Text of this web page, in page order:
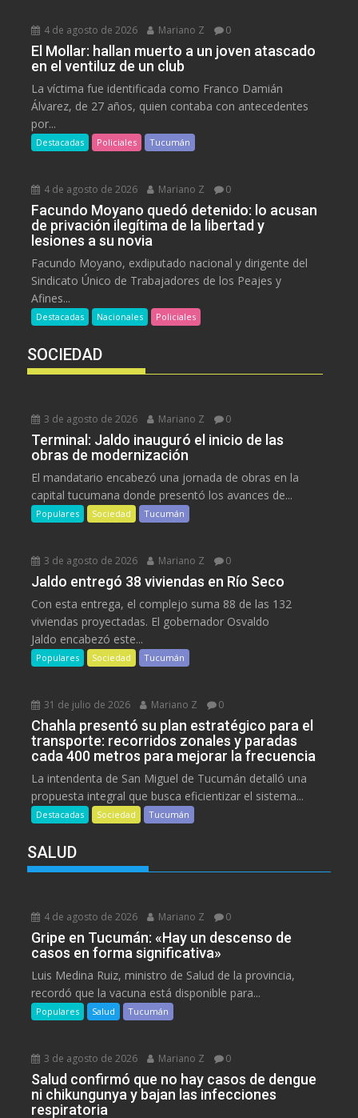
4 de agosto de 2026 Mariano Z 0
El Mollar: hallan muerto a un joven atascado
en el ventiluz de un club
La víctima fue identificada como Franco Damián
Álvarez, de 27 años, quien contaba con antecedentes
por...
Destacadas Policiales Tucumán
4 de agosto de 2026 Mariano Z 0
Facundo Moyano quedó detenido: lo acusan
de privación ilegítima de la libertad y
lesiones a su novia
Facundo Moyano, exdiputado nacional y dirigente del
Sindicato Único de Trabajadores de los Peajes y
Afines...
Destacadas Nacionales Policiales
SOCIEDAD
3 de agosto de 2026 Mariano Z 0
Terminal: Jaldo inauguró el inicio de las
obras de modernización
El mandatario encabezó una jornada de obras en la
capital tucumana donde presentó los avances de...
Populares Sociedad Tucumán
3 de agosto de 2026 Mariano Z 0
Jaldo entregó 38 viviendas en Río Seco
Con esta entrega, el complejo suma 88 de las 132
viviendas proyectadas. El gobernador Osvaldo
Jaldo encabezó este...
Populares Sociedad Tucumán
31 de julio de 2026 Mariano Z 0
Chahla presentó su plan estratégico para el
transporte: recorridos zonales y paradas
cada 400 metros para mejorar la frecuencia
La intendenta de San Miguel de Tucumán detalló una
propuesta integral que busca eficientizar el sistema...
Destacadas Sociedad Tucumán
SALUD
4 de agosto de 2026 Mariano Z 0
Gripe en Tucumán: «Hay un descenso de
casos en forma significativa»
Luis Medina Ruiz, ministro de Salud de la provincia,
recordó que la vacuna está disponible para...
Populares Salud Tucumán
3 de agosto de 2026 Mariano Z 0
Salud confirmó que no hay casos de dengue
ni chikungunya y bajan las infecciones
respiratoria